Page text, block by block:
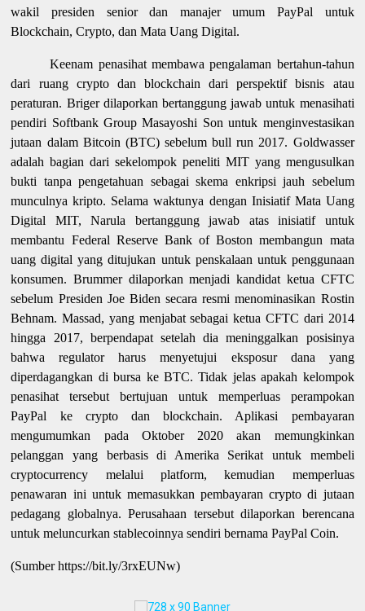
wakil presiden senior dan manajer umum PayPal untuk
Blockchain, Crypto, dan Mata Uang Digital.
Keenam penasihat membawa pengalaman bertahun-tahun
dari ruang crypto dan blockchain dari perspektif bisnis atau
peraturan. Briger dilaporkan bertanggung jawab untuk menasihati
pendiri Softbank Group Masayoshi Son untuk menginvestasikan
jutaan dalam Bitcoin (BTC) sebelum bull run 2017. Goldwasser
adalah bagian dari sekelompok peneliti MIT yang mengusulkan
bukti tanpa pengetahuan sebagai skema enkripsi jauh sebelum
munculnya kripto. Selama waktunya dengan Inisiatif Mata Uang
Digital MIT, Narula bertanggung jawab atas inisiatif untuk
membantu Federal Reserve Bank of Boston membangun mata
uang digital yang ditujukan untuk penskalaan untuk penggunaan
konsumen. Brummer dilaporkan menjadi kandidat ketua CFTC
sebelum Presiden Joe Biden secara resmi menominasikan Rostin
Behnam. Massad, yang menjabat sebagai ketua CFTC dari 2014
hingga 2017, berpendapat setelah dia meninggalkan posisinya
bahwa regulator harus menyetujui eksposur dana yang
diperdagangkan di bursa ke BTC. Tidak jelas apakah kelompok
penasihat tersebut bertujuan untuk memperluas perampokan
PayPal ke crypto dan blockchain. Aplikasi pembayaran
mengumumkan pada Oktober 2020 akan memungkinkan
pelanggan yang berbasis di Amerika Serikat untuk membeli
cryptocurrency melalui platform, kemudian memperluas
penawaran ini untuk memasukkan pembayaran crypto di jutaan
pedagang globalnya. Perusahaan tersebut dilaporkan berencana
untuk meluncurkan stablecoinnya sendiri bernama PayPal Coin.
(Sumber https://bit.ly/3rxEUNw)